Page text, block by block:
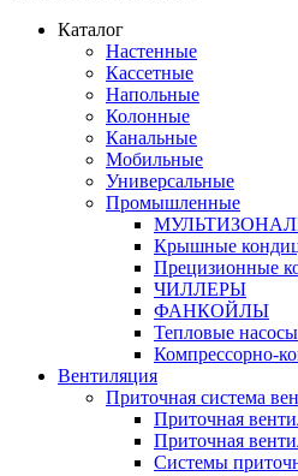
Каталог
Настенные
Кассетные
Напольные
Колонные
Канальные
Мобильные
Универсальные
Промышленные
Крышные
Прецизионные
ЧИЛЛЕРЫ
ФАНКОЙЛЫ
Тепловые насосы
Компрессорно-
Вентиляция
Приточная система
Приточная
Приточная
Системы